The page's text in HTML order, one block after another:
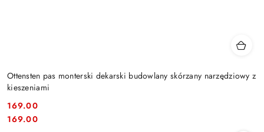
Ottensten pas monterski dekarski budowlany skórzany narzędziowy z
kieszeniami
Cena:
169.00
Cena:
169.00